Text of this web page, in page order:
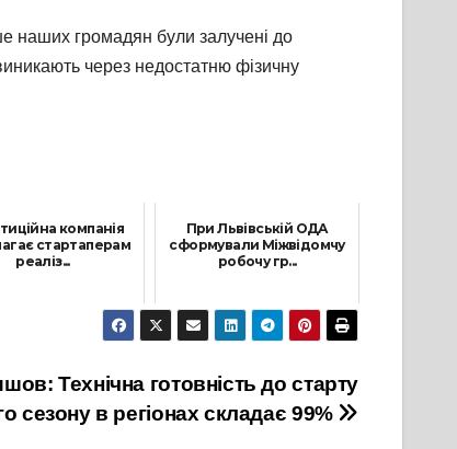
наших громадян були залучені до
через недостатню фізичну
компанія
стартаперам
реаліз...
При Львівській ОДА
сформували Міжвідомчу
робочу гр...
22 Листопада, 2021
Технічна готовність до старту
сезону в регіонах складає 99%